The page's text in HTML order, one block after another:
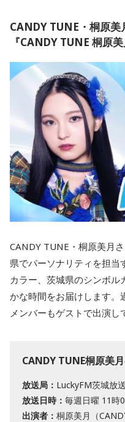
CANDY TUNE・桐原
『CANDY TUNE 桐原
CANDY TUNE・桐原美月
県でパーソナリティを担当
カラー、茨城県のシンボ
かな時間をお届けします。
メンバーもゲストで出演し
CANDY TUNE桐原美
放送局： LuckyFM茨城放送
放送日時： 毎週日曜 11時
出演者： 桐原美月（